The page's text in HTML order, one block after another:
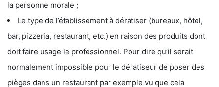
la personne morale ;
Le type de l’établissement à dératiser (bureaux, hôtel,
bar, pizzeria, restaurant, etc.) en raison des produits dont
doit faire usage le professionnel. Pour dire qu’il serait
normalement impossible pour le dératiseur de poser des
pièges dans un restaurant par exemple vu que cela